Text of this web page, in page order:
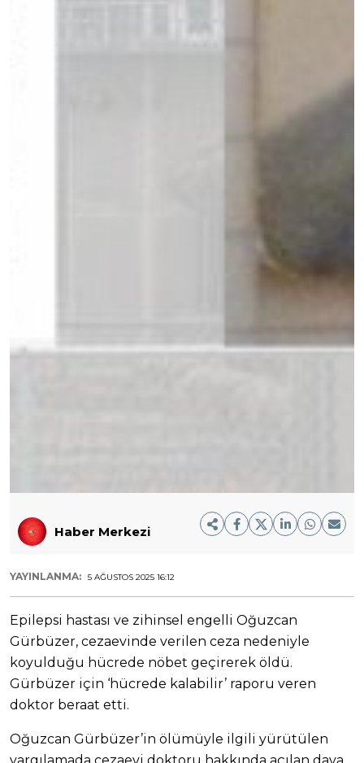
Haber Merkezi
YAYINLANMA: 5 AĞUSTOS 2025 16:12
Epilepsi hastası ve zihinsel engelli Oğuzcan
Gürbüzer, cezaevinde verilen ceza nedeniyle
koyulduğu hücrede nöbet geçirerek öldü.
Gürbüzer için ‘hücrede kalabilir’ raporu veren
doktor beraat etti.
Oğuzcan Gürbüzer’in ölümüyle ilgili yürütülen